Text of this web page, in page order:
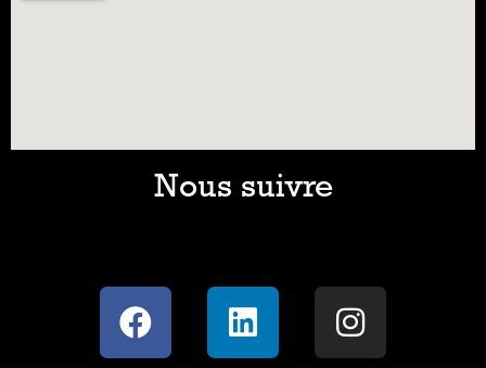
Nous suivre